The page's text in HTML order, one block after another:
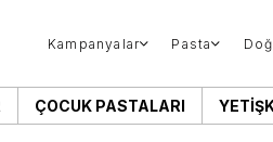
Kampanyalar Pasta
ÇOCUK PASTALARI